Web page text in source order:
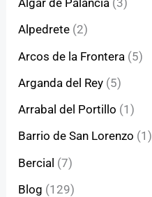
Algar de Palancia (3)
Alpedrete (2)
Arcos de la Frontera (5)
Arganda del Rey (5)
Arrabal del Portillo (1)
Barrio de San Lorenzo (1)
Bercial (7)
Blog (129)